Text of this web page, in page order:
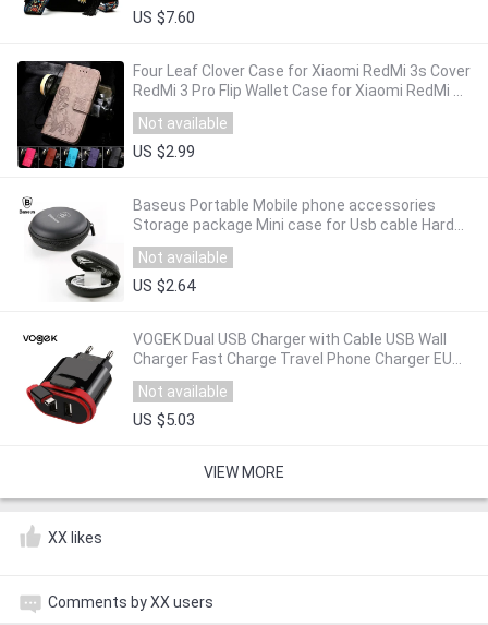
US $7.60
Four Leaf Clover Case for Xiaomi RedMi 3s Cover
RedMi 3 Pro Flip Wallet Case for Xiaomi RedMi 3
S 3 Pro Phone Coque PU Leather
Not available
US $2.99
Baseus Portable Mobile phone accessories
Storage package Mini case for Usb cable Hard
Bag Earphone Box for charger SD TF Cards
Not available
US $2.64
VOGEK Dual USB Charger with Cable USB Wall
Charger Fast Charge Travel Phone Charger EU
US Plug Adapter For iPhone Samsung Xiaomi
Not available
US $5.03
VIEW MORE
XX likes
Comments by XX users